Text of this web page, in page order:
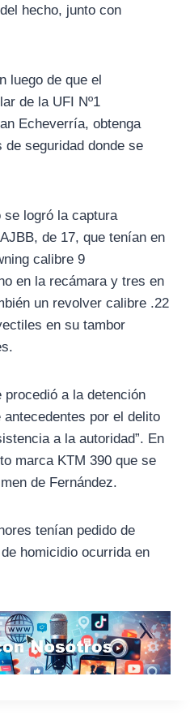
hecho, junto con
luego de que el
de la UFI Nº1
Echeverría, obtenga
seguridad donde se
se logró la captura
de 17, que tenían en
calibre 9
en la recámara y tres en
un revolver calibre .22
en su tambor
a la detención
por el delito
a la autoridad”. En
marca KTM 390 que se
de Fernández.
tenían pedido de
homicidio ocurrida en